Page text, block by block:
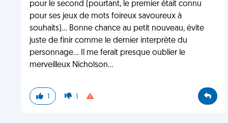
pour le second (pourtant, le premier était connu
pour ses jeux de mots foireux savoureux à
souhaits)... Bonne chance au petit nouveau, évite
juste de finir comme le dernier interprète du
personnage... Il me ferait presque oublier le
merveilleux Nicholson...
1 1